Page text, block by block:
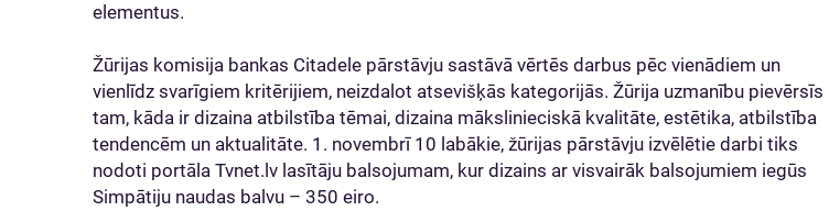
elementus.
Žūrijas komisija bankas Citadele pārstāvju sastāvā vērtēs darbus pēc vienādiem un
vienlīdz svarīgiem kritērijiem, neizdalot atsevišķās kategorijās. Žūrija uzmanību pievērsīs
tam, kāda ir dizaina atbilstība tēmai, dizaina mākslinieciskā kvalitāte, estētika, atbilstība
tendencēm un aktualitāte. 1. novembrī 10 labākie, žūrijas pārstāvju izvēlētie darbi tiks
nodoti portāla Tvnet.lv lasītāju balsojumam, kur dizains ar visvairāk balsojumiem iegūs
Simpātiju naudas balvu – 350 eiro.